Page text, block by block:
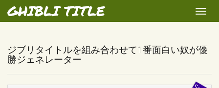
GHIBLI TITLE
Toggle
ジブリタイトルを組み合わせて1番面白い奴が優
勝ジェネレーター